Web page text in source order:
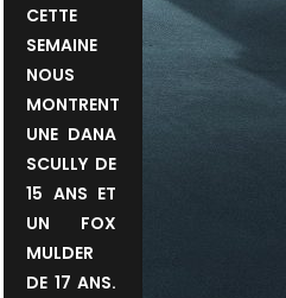
CETTE
SEMAINE
NOUS
MONTRENT
UNE DANA
SCULLY DE
15 ANS ET
UN FOX
MULDER
DE 17 ANS.